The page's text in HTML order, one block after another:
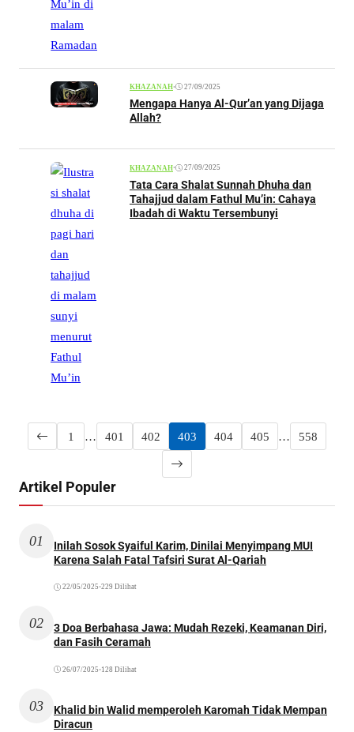
KHAZANAH• 27/09/2025
Mengapa Hanya Al-Qur’an yang Dijaga
Allah?
KHAZANAH• 27/09/2025
Tata Cara Shalat Sunnah Dhuha dan
Tahajjud dalam Fathul Mu’in: Cahaya
Ibadah di Waktu Tersembunyi
1 … 401 402 403 404 405 … 558
Artikel Populer
01
Inilah Sosok Syaiful Karim, Dinilai Menyimpang MUI
Karena Salah Fatal Tafsiri Surat Al-Qariah
22/05/2025 •229 Dilihat
02
3 Doa Berbahasa Jawa: Mudah Rezeki, Keamanan Diri,
dan Fasih Ceramah
26/07/2025 •128 Dilihat
03
Khalid bin Walid memperoleh Karomah Tidak Mempan
Diracun